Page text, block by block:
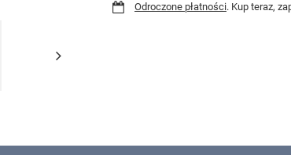
Odroczone płatności. Kup teraz,